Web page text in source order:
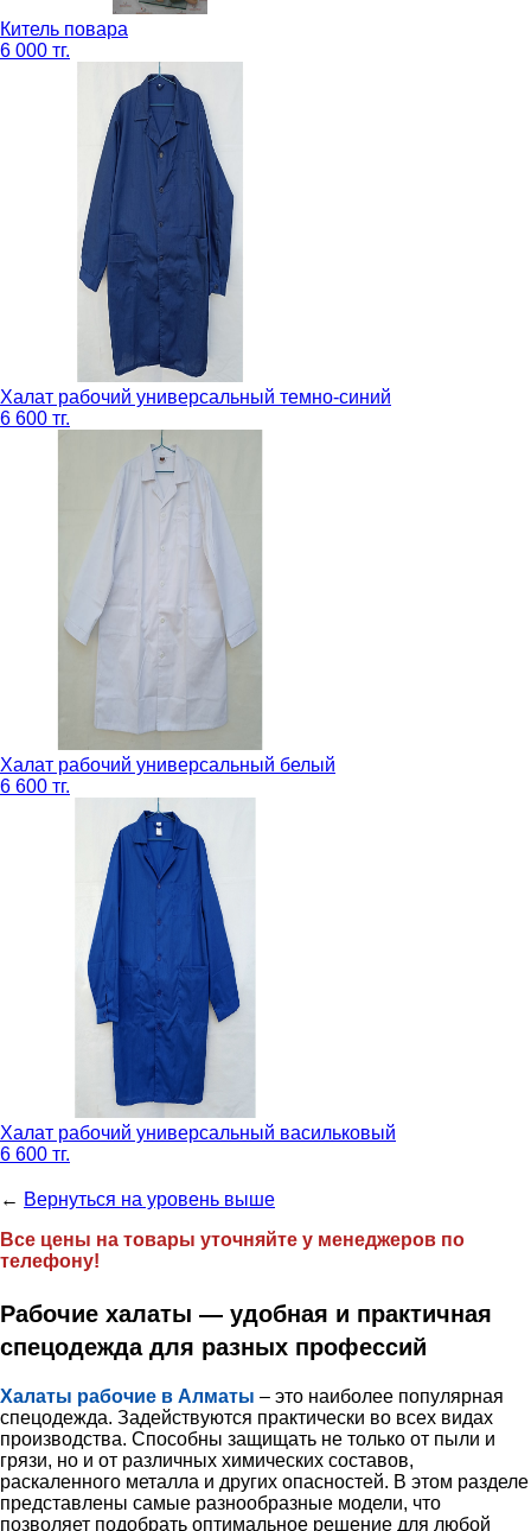
Китель повара
6 000 тг.
Халат рабочий универсальный темно-синий
6 600 тг.
Халат рабочий универсальный белый
6 600 тг.
Халат рабочий универсальный васильковый
6 600 тг.
← Вернуться на уровень выше
Все цены на товары уточняйте у менеджеров по
телефону!
Рабочие халаты — удобная и практичная
спецодежда для разных профессий
Халаты рабочие в Алматы – это наиболее популярная
спецодежда. Задействуются практически во всех видах
производства. Способны защищать не только от пыли и
грязи, но и от различных химических составов,
раскаленного металла и других опасностей. В этом разделе
представлены самые разнообразные модели, что
позволяет подобрать оптимальное решение для любой